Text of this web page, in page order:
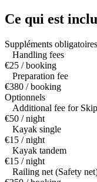
Ce qui est
Suppléments obligatoires
Handling fees
€25 / booking
Preparation fee
€380 / booking
Optionnels
Additional fee for
€50 / night
Kayak single
€15 / night
Kayak tandem
€15 / night
Railing net (Safety